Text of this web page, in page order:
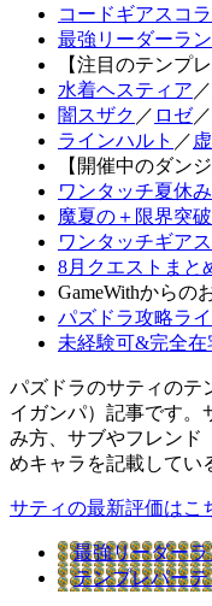
コードギアスコ
最強リーダーラ
【注目のテンプ
水着ヘスティア ／
闇スザク ／ ロゼ／
ラインハルト ／ 虚
【開催中のダン
ワンタッチ夏休み
魔夏の＋限界突
ワンタッチギアス
8月クエストまと
GameWithからの
パズドラ攻略ラ
未経験可&完全在
パズドラのサティのテ
イガンパ）記事です。
み方、サブやフレンド
めキャラを記載してい
サティの最新評価はこ
最強リーダー
テンプレパー